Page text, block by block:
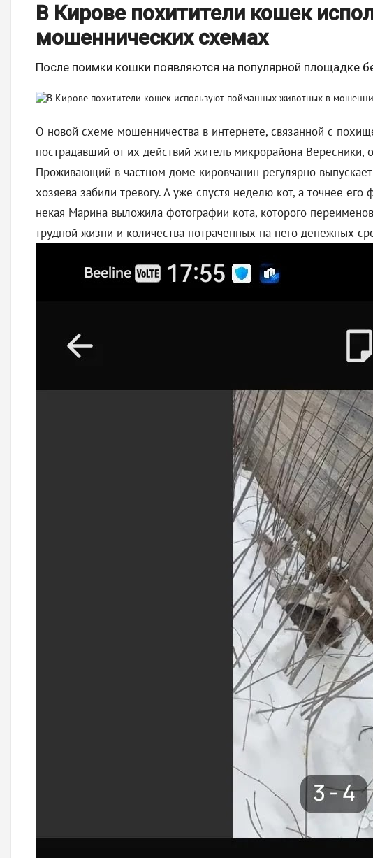
В Кирове похитители кошек
мошеннических схемах
После поимки кошки появляются на популярной площадке
О новой схеме мошенничества в интернете, связанной с
пострадавший от их действий житель микрорайона
Проживающий в частном доме кировчанин регулярно
хозяева забили тревогу. А уже спустя неделю кот, а точнее
некая Марина выложила фотографии кота, которого
трудной жизни и количества потраченных на него денежных